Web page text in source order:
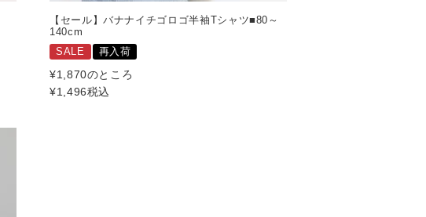
【セール】バナナイチゴロゴ半袖Tシャツ■80～
140cm
SALE
再入荷
¥1,870のところ
¥1,496税込